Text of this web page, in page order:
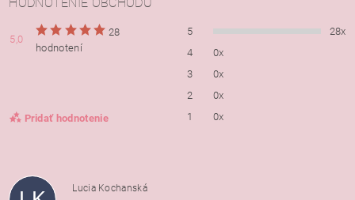
5,0
28
hodnotení
Pridať hodnotenie
5
28x
4
0x
3
0x
2
0x
1
0x
Lucia Kochanská